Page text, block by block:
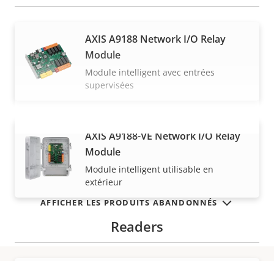
VOIR PLUS
AXIS A9188 Network I/O Relay
Module
Module intelligent avec entrées
supervisées
AXIS A9188-VE Network I/O Relay
Module
Module intelligent utilisable en
extérieur
Readers
AFFICHER LES PRODUITS ABANDONNÉS